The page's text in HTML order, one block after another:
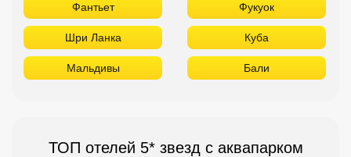
Фантьет Фукуок
Шри Ланка Куба
Мальдивы Бали
ТОП отелей 5* звезд с аквапарком